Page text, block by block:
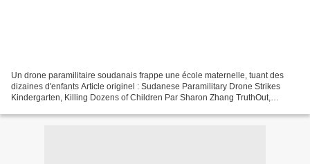
Un drone paramilitaire soudanais frappe une école maternelle, tuant des
dizaines d'enfants Article originel : Sudanese Paramilitary Drone Strikes
Kindergarten, Killing Dozens of Children Par Sharon Zhang TruthOut,